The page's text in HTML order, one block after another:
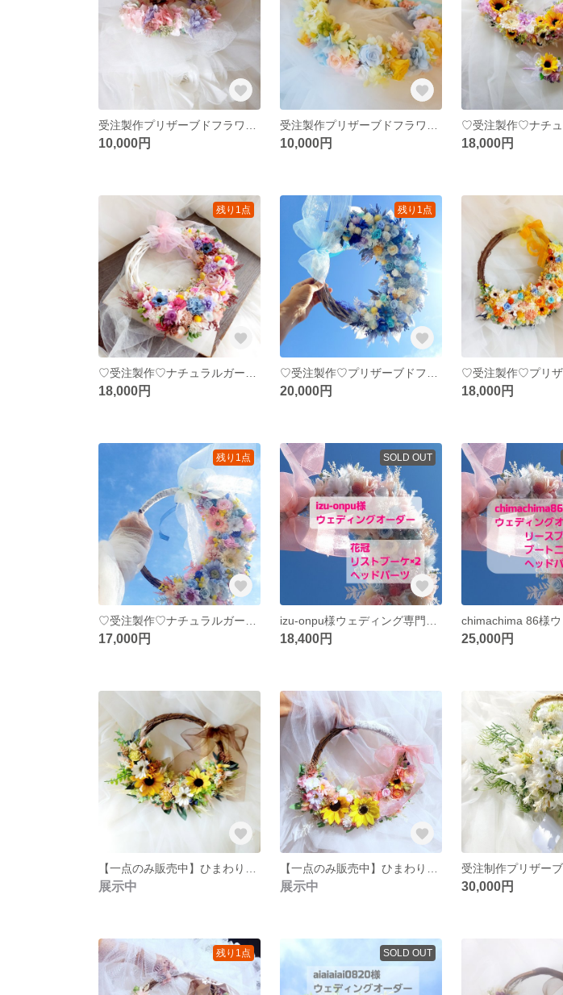
10,000円 10,000円 18,000円
残り1点
18,000円
残り1点
20,000円 18,000円
残り1点
17,000円
SOLD OUT
18,400円 25,000円
展示中 展示中 30,000円
残り1点 SOLD OUT